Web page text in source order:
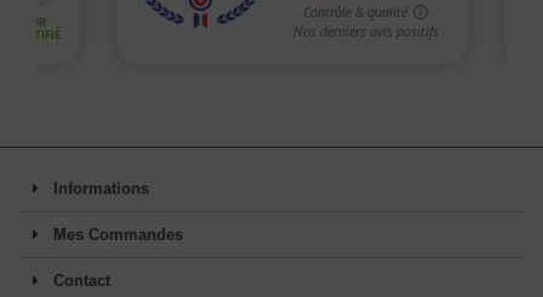
Informations
Mes Commandes
Contact